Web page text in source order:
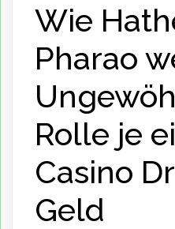
Wie
Pharao
Rolle je
Casino
Geld